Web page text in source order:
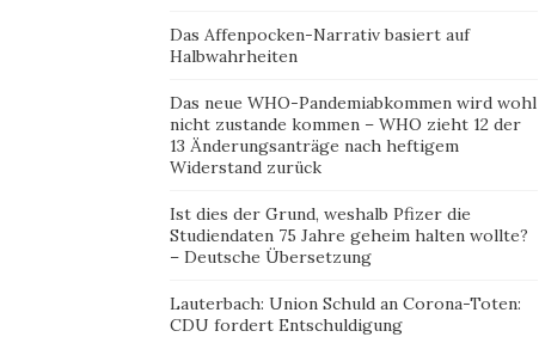
Das Affenpocken-Narrativ basiert auf
Halbwahrheiten
Das neue WHO-Pandemiabkommen wird wohl
nicht zustande kommen – WHO zieht 12 der
13 Änderungsanträge nach heftigem
Widerstand zurück
Ist dies der Grund, weshalb Pfizer die
Studiendaten 75 Jahre geheim halten wollte?
– Deutsche Übersetzung
Lauterbach: Union Schuld an Corona-Toten:
CDU fordert Entschuldigung